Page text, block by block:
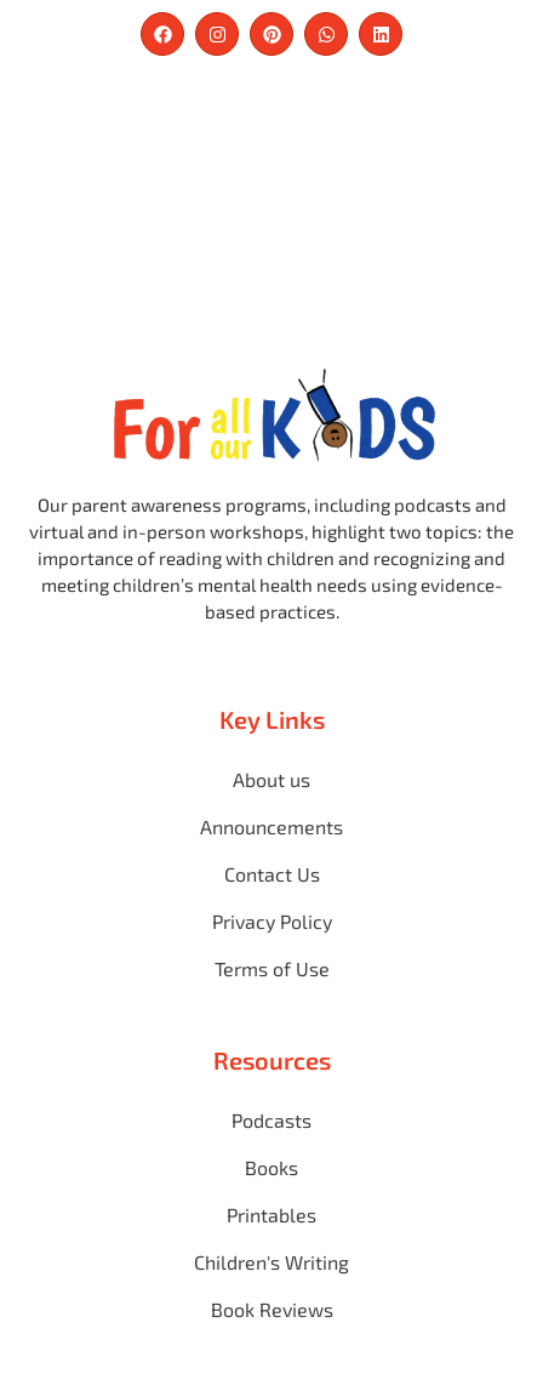
Our parent awareness programs, including podcasts and
virtual and in-person workshops, highlight two topics: the
importance of reading with children and recognizing and
meeting children’s mental health needs using evidence-
based practices.
Key Links
About us
Announcements
Contact Us
Privacy Policy
Terms of Use
Resources
Podcasts
Books
Printables
Children's Writing
Book Reviews